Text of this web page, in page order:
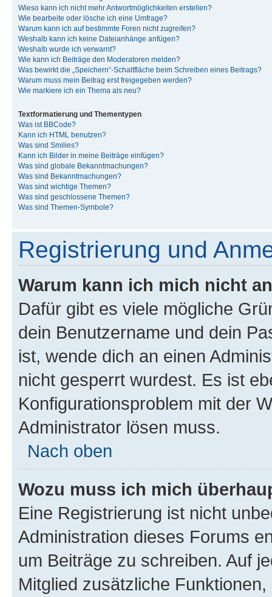
Wieso kann ich nicht mehr Antwortmöglichkeiten erstellen?
Wie bearbeite oder lösche ich eine Umfrage?
Warum kann ich auf bestimmte Foren nicht zugreifen?
Weshalb kann ich keine Dateianhänge anfügen?
Weshalb wurde ich verwarnt?
Wie kann ich Beiträge den Moderatoren melden?
Was bewirkt die „Speichern“-Schaltfläche beim Schreiben eines Beitrags?
Warum muss mein Beitrag erst freigegeben werden?
Wie markiere ich ein Thema als neu?
Textformatierung und Thementypen
Was ist BBCode?
Kann ich HTML benutzen?
Was sind Smilies?
Kann ich Bilder in meine Beiträge einfügen?
Was sind globale Bekanntmachungen?
Was sind Bekanntmachungen?
Was sind wichtige Themen?
Was sind geschlossene Themen?
Was sind Themen-Symbole?
Registrierung und
Warum kann ich mich nicht
Dafür gibt es viele mögliche
dein Benutzername und dein
ist, wende dich an einen
nicht gesperrt wurdest. Es ist
Konfigurationsproblem mit der
Administrator lösen muss.
Nach oben
Wozu muss ich mich
Eine Registrierung ist nicht
Administration dieses Forums
um Beiträge zu schreiben. Auf
Mitglied zusätzliche